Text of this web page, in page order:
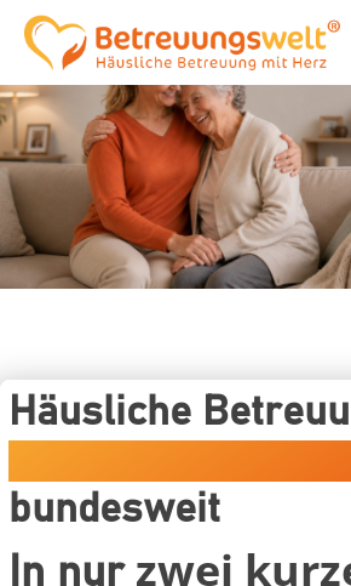
Häusliche
Südliche
bundesweit
In nur zwei